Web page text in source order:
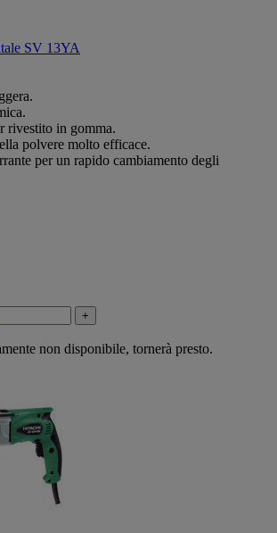
SV 13YA
rivestito in gomma.
polvere molto efficace.
per un rapido cambiamento degli
+
non disponibile, tornerà presto.